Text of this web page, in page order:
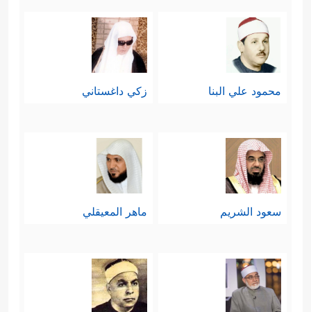
محمود علي البنا زكي داغستاني
سعود الشريم ماهر المعيقلي